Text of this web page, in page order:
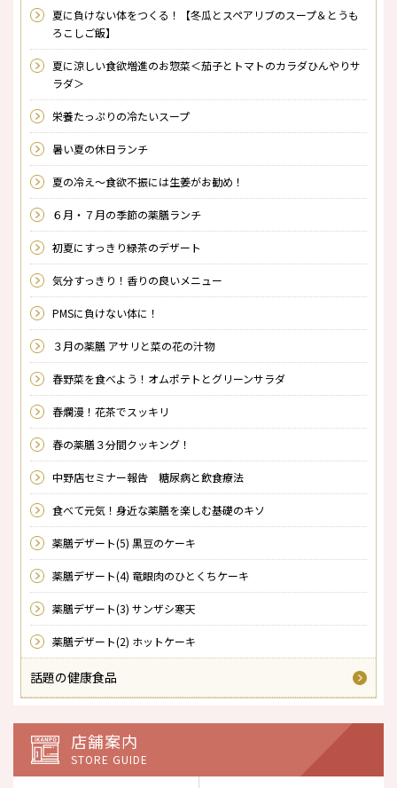
夏に負けない体をつくる！【冬瓜とスペアリブのスープ＆とうも
ろこしご飯】
夏に涼しい食欲増進のお惣菜＜茄子とトマトのカラダひんやりサ
ラダ＞
栄養たっぷりの冷たいスープ
暑い夏の休日ランチ
夏の冷え～食欲不振には生姜がお勧め！
６月・７月の季節の薬膳ランチ
初夏にすっきり緑茶のデザート
気分すっきり！香りの良いメニュー
PMSに負けない体に！
３月の薬膳 アサリと菜の花の汁物
春野菜を食べよう！オムポテトとグリーンサラダ
春爛漫！花茶でスッキリ
春の薬膳３分間クッキング！
中野店セミナー報告 糖尿病と飲食療法
食べて元気！身近な薬膳を楽しむ基礎のキソ
薬膳デザート(5) 黒豆のケーキ
薬膳デザート(4) 竜眼肉のひとくちケーキ
薬膳デザート(3) サンザシ寒天
薬膳デザート(2) ホットケーキ
話題の健康食品
店舗案内
STORE GUIDE